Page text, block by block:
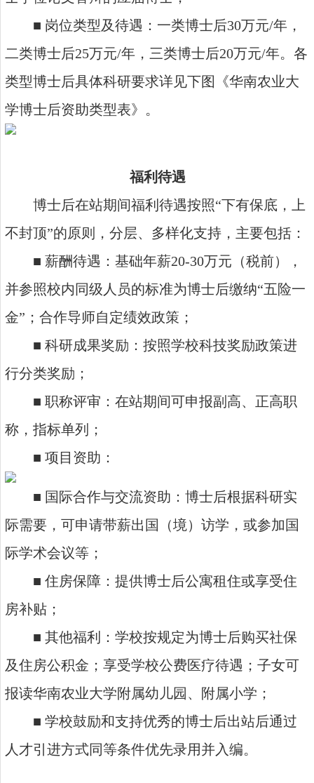
■ 岗位类型及待遇：一类博士后30万元/年，
二类博士后25万元/年，三类博士后20万元/年。各
类型博士后具体科研要求详见下图《华南农业大
学博士后资助类型表》。
福利待遇
博士后在站期间福利待遇按照“下有保底，上
不封顶”的原则，分层、多样化支持，主要包括：
■ 薪酬待遇：基础年薪20-30万元（税前），
并参照校内同级人员的标准为博士后缴纳“五险一
金”；合作导师自定绩效政策；
■ 科研成果奖励：按照学校科技奖励政策进
行分类奖励；
■ 职称评审：在站期间可申报副高、正高职
称，指标单列；
■ 项目资助：
■ 国际合作与交流资助：博士后根据科研实
际需要，可申请带薪出国（境）访学，或参加国
际学术会议等；
■ 住房保障：提供博士后公寓租住或享受住
房补贴；
■ 其他福利：学校按规定为博士后购买社保
及住房公积金；享受学校公费医疗待遇；子女可
报读华南农业大学附属幼儿园、附属小学；
■ 学校鼓励和支持优秀的博士后出站后通过
人才引进方式同等条件优先录用并入编。